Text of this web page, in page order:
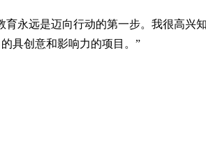
永远是迈向行动的第一步。我很高
具创意和影响力的项目。”